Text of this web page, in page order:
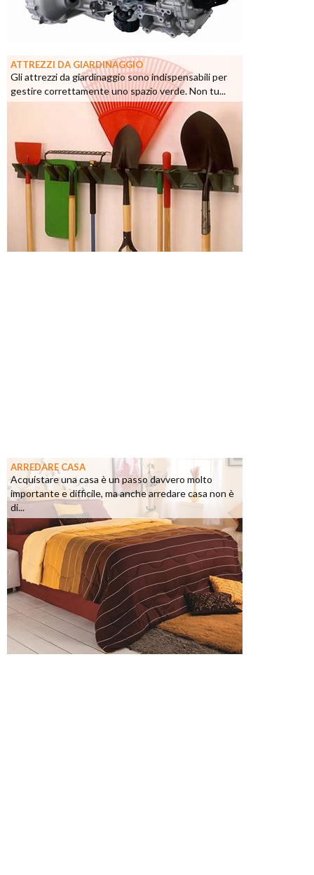
ATTREZZI DA GIARDINAGGIO
Gli attrezzi da giardinaggio sono indispensabili per
gestire correttamente uno spazio verde. Non tu...
ARREDARE CASA
Acquistare una casa è un passo davvero molto
importante e difficile, ma anche arredare casa non è
di...